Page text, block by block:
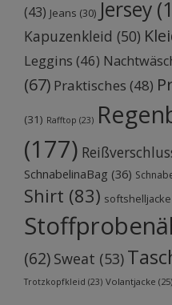
(43) Jeans (30) Jersey
Kapuzenkleid (50)
Leggins (46)
(67) Praktisches (48)
(31) Rafftop (23)
(177)
SchnabelinaBag (36)
Shirt (83) softshelljacke
(62) Sweat (53)
Trotzkopfkleid (23) Volantjacke (25)